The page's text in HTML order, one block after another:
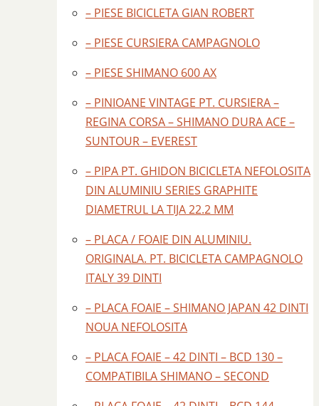
– PIESE BICICLETA GIAN ROBERT
– PIESE CURSIERA CAMPAGNOLO
– PIESE SHIMANO 600 AX
– PINIOANE VINTAGE PT. CURSIERA –
REGINA CORSA – SHIMANO DURA ACE –
SUNTOUR – EVEREST
– PIPA PT. GHIDON BICICLETA NEFOLOSITA
DIN ALUMINIU SERIES GRAPHITE
DIAMETRUL LA TIJA 22.2 MM
– PLACA / FOAIE DIN ALUMINIU.
ORIGINALA. PT. BICICLETA CAMPAGNOLO
ITALY 39 DINTI
– PLACA FOAIE – SHIMANO JAPAN 42 DINTI
NOUA NEFOLOSITA
– PLACA FOAIE – 42 DINTI – BCD 130 –
COMPATIBILA SHIMANO – SECOND